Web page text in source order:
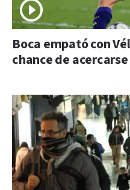
Boca empató con
chance de